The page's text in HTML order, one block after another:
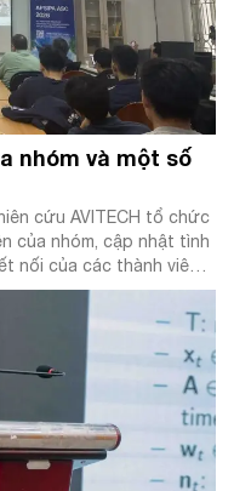
nhóm và một số
cứu AVITECH tổ chức
của nhóm, cập nhật tình
nối của các thành viên
tiếp cố vấn quốc tế của